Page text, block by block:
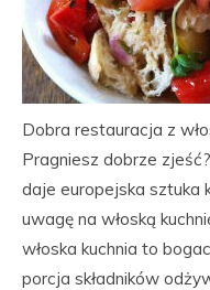
Dobra restauracja z
Pragniesz dobrze
daje europejska sztuka
uwagę na włoską
włoska kuchnia to
porcja składników